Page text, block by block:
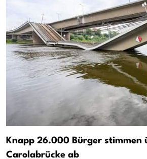
Knapp 26.000 Bürger stimmen
Carolabrücke ab